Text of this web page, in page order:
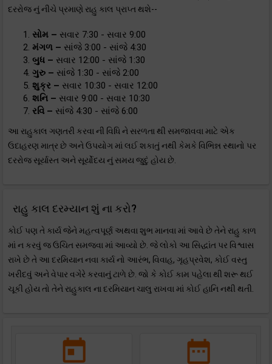
દરરોજ નું નીચે પ્રમાણે રાહુ કાલ પ્રાપ્ત થશે--
સોમ – સવાર 7:30 - સવાર 9:00
મંગળ – સાંજે 3:00 - સાંજે 4:30
બુધ – સવાર 12:00 - સાંજે 1:30
ગુરુ – સાંજે 1:30 - સાંજે 2:00
શુક્ર – સવાર 10:30 - સવાર 12:00
શનિ – સવાર 9:00 - સવાર 10:30
રવિ – સાંજે 4:30 - સાંજે 6:00
આ રાહુકાલ ગણતરી કરવા ની વિધિ ને સરળતા થી સમજાવવા માટે એક
ઉદાહરણ માત્ર છે અને ઉપયોગ માં લઈ શકાતું નથી કેમકે વિભિન્ન સ્થાનો પર
દરરોજ સૂર્યાસ્ત અને સૂર્યોદય નું સમય જુદું હોય છે.
રાહુ કાલ દરમ્યાન શું ના કરો?
કોઈ પણ તે કાર્ય જેને મહત્વપૂર્ણ અથવા શુભ માનવા માં આવે છે તેને રાહુ કાળ
માં ન કરવું જ ઉચિત સમજવા માં આવ્યો છે. જે લોકો આ સિદ્ધાંત પર વિશ્વાસ
રાખે છે તે આ દરમિયાન નવા કાર્ય નો આરંભ, વિવાહ, ગૃહપ્રવેશ, કોઈ વસ્તુ
ખરીદવું અને વેપાર વગેરે કરવાનું ટાળે છે. જો કે કોઈ કામ પહેલા થી શરૂ થઈ
ચૂકી હોય તો તેને રાહુકાલ ના દરમિયાન ચાલુ રાખવા માં કોઈ હાનિ નથી થતી.